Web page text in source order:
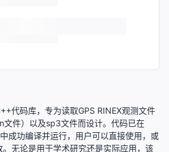
代码库，专为读取GPS RINEX观测文件
文件）以及sp3文件而设计。代码已在
成功编译并运行，用户可以直接使用，或
无论是用于学术研究还是实际应用，该